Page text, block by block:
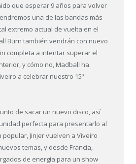
que esperar 9 años para volver
una de las bandas más
extremo actual de vuelta en el
Burn también vendrán con nuevo
completa a intentar superar el
y cómo no, Madball ha
a celebrar nuestro 15º
de sacar un nuevo disco, así
perfecta para presentarlo al
Jinjer vuelven a Viveiro
temas, y desde Francia,
de energía para un show